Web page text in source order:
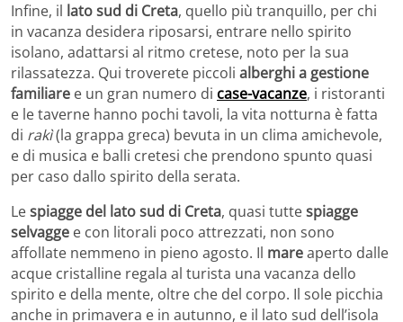
Infine, il lato sud di Creta, quello più tranquillo, per chi
in vacanza desidera riposarsi, entrare nello spirito
isolano, adattarsi al ritmo cretese, noto per la sua
rilassatezza. Qui troverete piccoli alberghi a gestione
familiare e un gran numero di case-vacanze, i ristoranti
e le taverne hanno pochi tavoli, la vita notturna è fatta
di rakì(la grappa greca) bevuta in un clima amichevole,
e di musica e balli cretesi che prendono spunto quasi
per caso dallo spirito della serata.
Lespiagge del lato sud di Creta, quasi tuttespiagge
selvagge e con litorali poco attrezzati, non sono
affollate nemmeno in pieno agosto. Il mareaperto dalle
acque cristalline regala al turista una vacanza dello
spirito e della mente, oltre che del corpo. Il sole picchia
anche in primavera e in autunno, e il lato sud dell’isola